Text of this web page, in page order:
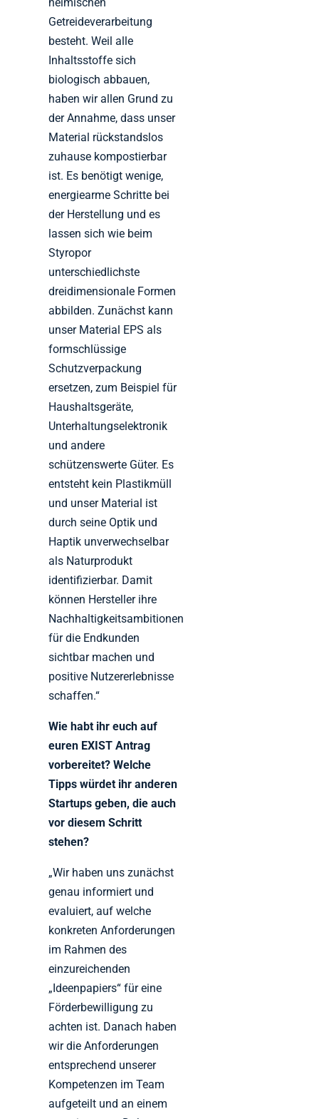
Getreideverarbeitung
besteht. Weil alle
Inhaltsstoffe sich
biologisch abbauen,
haben wir allen Grund zu
der Annahme, dass unser
Material rückstandslos
zuhause kompostierbar
ist. Es benötigt wenige,
energiearme Schritte bei
der Herstellung und es
lassen sich wie beim
Styropor
unterschiedlichste
dreidimensionale Formen
abbilden. Zunächst kann
unser Material EPS als
formschlüssige
Schutzverpackung
ersetzen, zum Beispiel für
Haushaltsgeräte,
Unterhaltungselektronik
und andere
schützenswerte Güter. Es
entsteht kein Plastikmüll
und unser Material ist
durch seine Optik und
Haptik unverwechselbar
als Naturprodukt
identifizierbar. Damit
können Hersteller ihre
Nachhaltigkeitsambitionen
für die Endkunden
sichtbar machen und
positive Nutzererlebnisse
schaffen.“
Wie habt ihr euch auf
euren EXIST Antrag
vorbereitet? Welche
Tipps würdet ihr anderen
Startups geben, die auch
vor diesem Schritt
stehen?
„Wir haben uns zunächst
genau informiert und
evaluiert, auf welche
konkreten Anforderungen
im Rahmen des
einzureichenden
„Ideenpapiers“ für eine
Förderbewilligung zu
achten ist. Danach haben
wir die Anforderungen
entsprechend unserer
Kompetenzen im Team
aufgeteilt und an einem